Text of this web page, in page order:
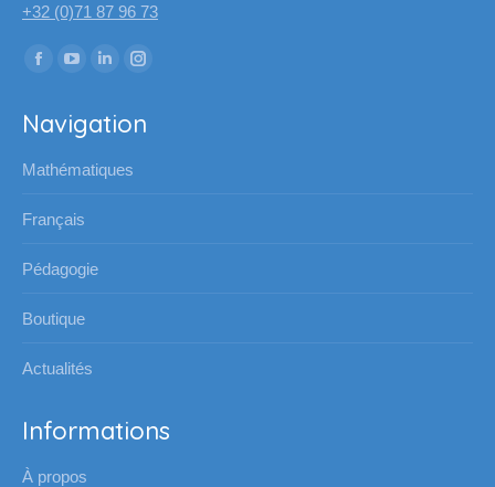
+32 (0)71 87 96 73
Trouvez nous sur :
La
Facebook
une
fenêtre
La
YouTube
dans
une
fenêtre
La
LinkedIn
dans
La
Instagram
Navigation
Mathématiques
Français
Pédagogie
Boutique
Actualités
Informations
À propos